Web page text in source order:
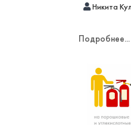
Никита
Подробнее...